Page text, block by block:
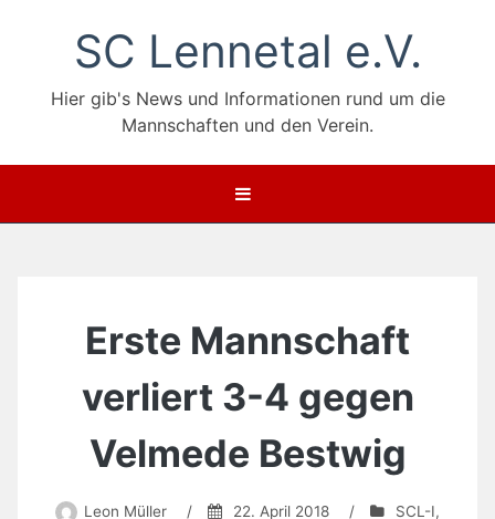
SC Lennetal e.V.
Hier gib's News und Informationen rund um die
Mannschaften und den Verein.
Erste Mannschaft
verliert 3-4 gegen
Velmede Bestwig
Leon Müller / 22. April 2018 / SCL-I,